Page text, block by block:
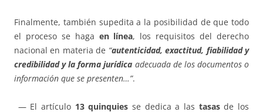
Finalmente, también supedita a la posibilidad de que todo
el proceso se haga en línea, los requisitos del derecho
nacional en materia de “autenticidad, exactitud, fiabilidad y
credibilidad y la forma jurídica adecuada de los documentos o
información que se presenten…”.
— El artículo 13 quinquies se dedica a las tasasde los